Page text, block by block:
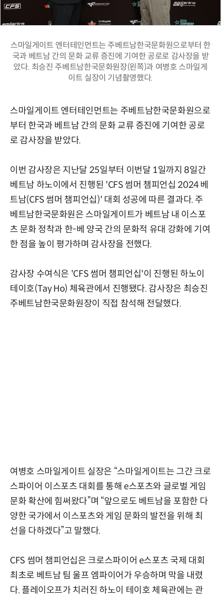
스마일게이트 엔터테인먼트는 주베트남한국문화원으로부터 한
국과 베트남 간의 문화 교류 증진에 기여한 공로로 감사장을 받
았다. 최승진 주베트남한국문화원장(왼쪽)과 여병호 스마일게
이트 실장이 기념촬영했다.
스마일게이트 엔터테인먼트는 주베트남한국문화원으로
부터 한국과 베트남 간의 문화 교류 증진에 기여한 공로
로 감사장을 받았다.
이번 감사장은 지난달 25일부터 이번달 1일까지 8일간
베트남 하노이에서 진행된 'CFS 썸머 챔피언십 2024 베
트남(CFS 썸머 챔피언십)' 대회 성공에 따른 결과다. 주
베트남한국문화원은 스마일게이트가 베트남 내 이스포
츠 문화 정착과 한-베 양국 간의 문화적 유대 강화에 기여
한 점을 높이 평가하며 감사장을 전했다.
감사장 수여식은 'CFS 썸머 챔피언십'이 진행된 하노이
테이호(Tay Ho) 체육관에서 진행됐다. 감사장은 최승진
주베트남한국문화원장이 직접 참석해 전달했다.
여병호 스마일게이트 실장은 “스마일게이트는 그간 크로
스파이어 이스포츠 대회를 통해 e스포츠와 글로벌 게임
문화 확산에 힘써왔다”며 “앞으로도 베트남을 포함한 다
양한 국가에서 이스포츠와 게임 문화의 발전을 위해 최
선을 다하겠다”고 말했다.
CFS 썸머 챔피언십은 크로스파이어 e스포츠 국제 대회
최초로 베트남 팀 울프 엠파이어가 우승하며 막을 내렸
다. 플레이오프가 치러진 하노이 테이호 체육관에는 관